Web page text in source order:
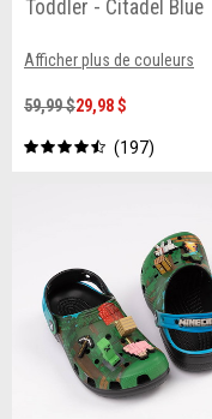
Toddler - Citadel Blue
Afficher plus de couleurs
59,99 $29,98 $
197